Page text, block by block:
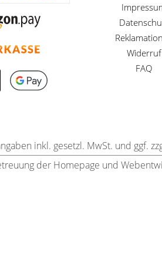
Widerruf
FAQ
inkl. gesetzl. MwSt. und ggf.
der Homepage und